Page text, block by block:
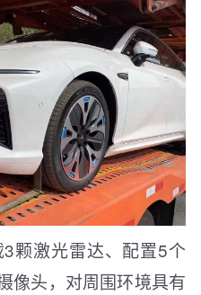
颗激光雷达、配置5个
像头，对周围环境具有